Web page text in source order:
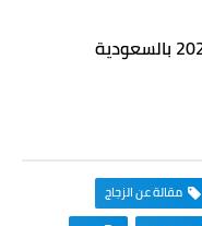
مقالة عن الزجاج